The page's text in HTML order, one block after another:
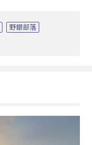
野銀部落